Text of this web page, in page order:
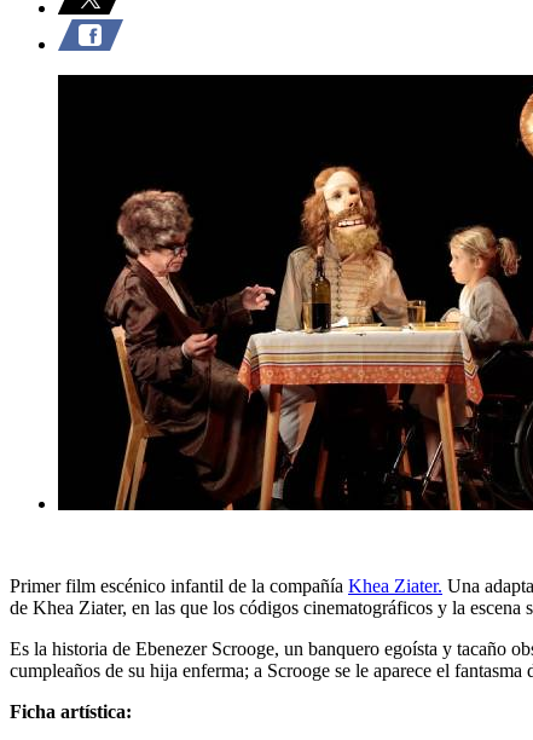
Primer film escénico infantil de la compañía Khea Ziater. Una
de Khea Ziater, en las que los códigos cinematográficos y la
Es la historia de Ebenezer Scrooge, un banquero egoísta y tacaño
cumpleaños de su hija enferma; a Scrooge se le aparece el
Ficha artística: